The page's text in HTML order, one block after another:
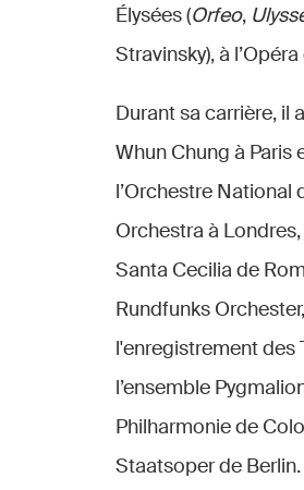
Élysées (Orfeo,
Stravinsky), à
Durant sa carrière, il
Whun Chung à Paris
l’Orchestre National
Orchestra à
Santa Cecilia de
Rundfunks
l'enregistrement des
l’ensemble
Philharmonie de
Staatsoper de